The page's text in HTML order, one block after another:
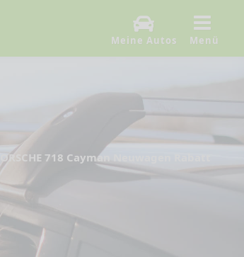
Menü
Meine Autos
PORSCHE 718 Cayman Neuwagen Rabatt